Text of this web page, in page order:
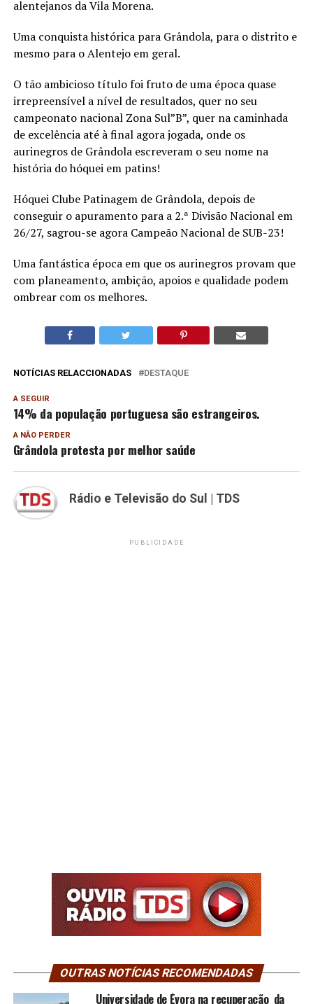
alentejanos da Vila Morena.
Uma conquista histórica para Grândola, para o distrito e
mesmo para o Alentejo em geral.
O tão ambicioso título foi fruto de uma época quase
irrepreensível a nível de resultados, quer no seu
campeonato nacional Zona Sul”B”, quer na caminhada
de excelência até à final agora jogada, onde os
aurinegros de Grândola escreveram o seu nome na
história do hóquei em patins!
Hóquei Clube Patinagem de Grândola, depois de
conseguir o apuramento para a 2.ª Divisão Nacional em
26/27, sagrou-se agora Campeão Nacional de SUB-23!
Uma fantástica época em que os aurinegros provam que
com planeamento, ambição, apoios e qualidade podem
ombrear com os melhores.
NOTÍCIAS RELACCIONADAS DESTAQUE
A SEGUIR
14% da população portuguesa são estrangeiros.
A NÃO PERDER
Grândola protesta por melhor saúde
Rádio e Televisão do Sul | TDS
PUBLICIDADE
OUTRAS NOTÍCIAS RECOMENDADAS
Universidade de Évora na recuperação da